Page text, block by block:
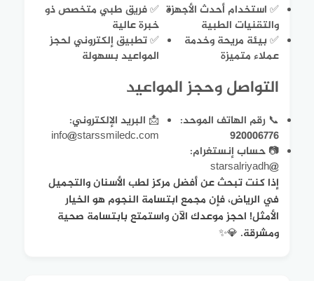
✅ استخدام أحدث الأجهزة
والتقنيات الطبية
✅ فريق طبي متخصص ذو
خبرة عالية
✅ بيئة مريحة وخدمة
عملاء متميزة
✅ تطبيق إلكتروني لحجز
المواعيد بسهولة
التواصل وحجز المواعيد
📞 رقم الهاتف الموحد:
920006776
📩 البريد الإلكتروني:
info@starssmiledc.com
📷 حساب إنستغرام:
@starsalriyadh
إذا كنت تبحث عن أفضل مركز لطب الأسنان والتجميل
في الرياض، فإن مجمع ابتسامة النجوم هو الخيار
الأمثل! احجز موعدك الآن واستمتع بابتسامة صحية
ومشرقة. 💎✨